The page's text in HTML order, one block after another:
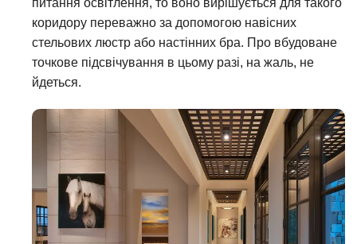
питання освітлення, то воно вирішується для такого
коридору переважно за допомогою навісних
стельових люстр або настінних бра. Про вбудоване
точкове підсвічування в цьому разі, на жаль, не
йдеться.